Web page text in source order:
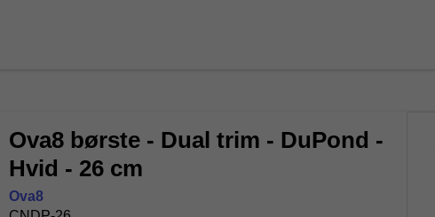
Ova8 børste - Dual trim - DuPond -
Hvid - 26 cm
Ova8